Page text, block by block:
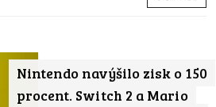
Nintendo navýšilo zisk o 150
procent. Switch 2 a Mario